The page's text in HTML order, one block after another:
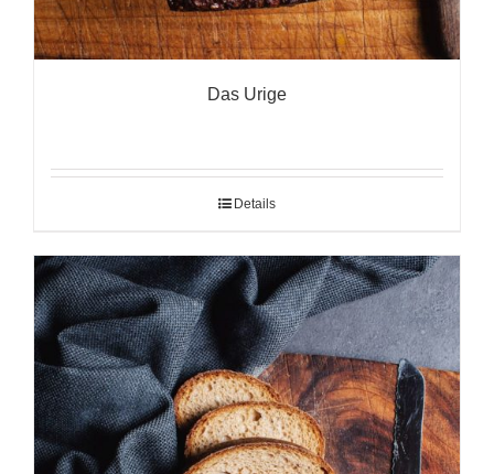
Das Urige
Details